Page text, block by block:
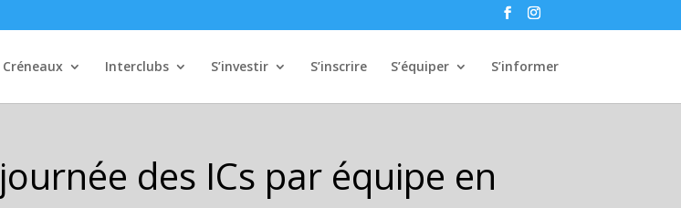
Créneaux Interclubs S’investir S’inscrire S’équiper S’informer
des ICs par équipe en